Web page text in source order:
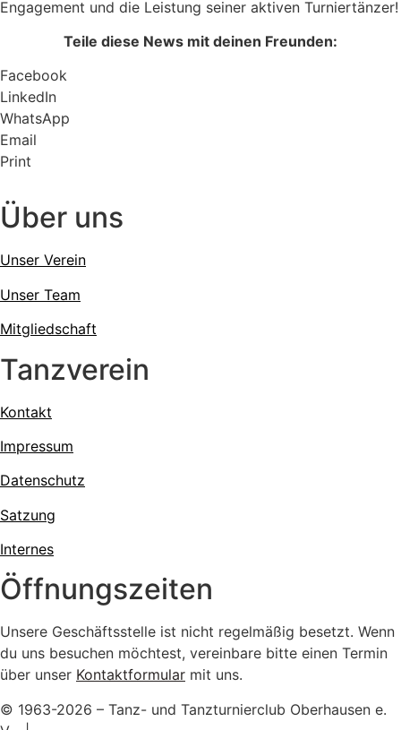
Engagement und die Leistung seiner aktiven Turniertänzer!
Teile diese News mit deinen Freunden:
Facebook
LinkedIn
WhatsApp
Email
Print
Über uns
Unser Verein
Unser Team
Mitgliedschaft
Tanzverein
Kontakt
Impressum
Datenschutz
Satzung
Internes
Öffnungszeiten
Unsere Geschäftsstelle ist nicht regelmäßig besetzt. Wenn
du uns besuchen möchtest, vereinbare bitte einen Termin
über unser Kontaktformular mit uns.
© 1963-2026 – Tanz- und Tanzturnierclub Oberhausen e.